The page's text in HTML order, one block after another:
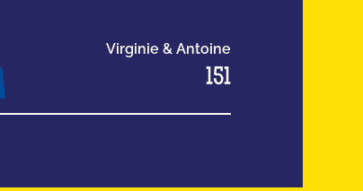
Virginie & Antoine
151